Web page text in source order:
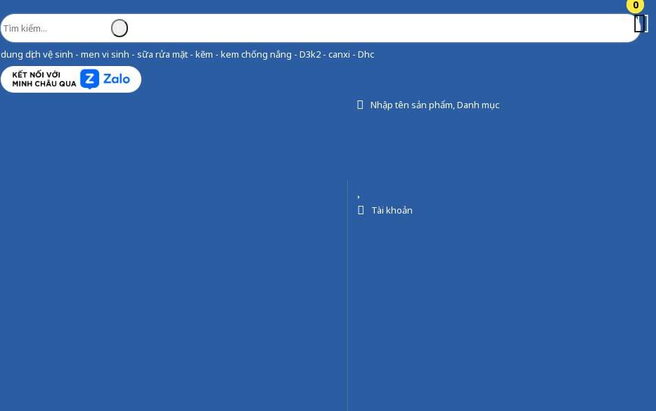
dung dịch vệ sinh - men vi sinh - sữa rửa mặt - kẽm - kem chống nắng - D3k2 - canxi - Dhc
Nhập tên sản phẩm, Danh mục
0
Tài khoản
0